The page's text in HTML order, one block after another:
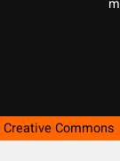
Creative Commons